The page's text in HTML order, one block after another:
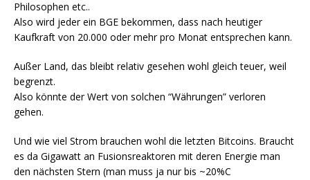
Philosophen etc..
Also wird jeder ein BGE bekommen, dass nach heutiger
Kaufkraft von 20.000 oder mehr pro Monat entsprechen kann.
Außer Land, das bleibt relativ gesehen wohl gleich teuer, weil
begrenzt.
Also könnte der Wert von solchen “Währungen” verloren
gehen.
Und wie viel Strom brauchen wohl die letzten Bitcoins. Braucht
es da Gigawatt an Fusionsreaktoren mit deren Energie man
den nächsten Stern (man muss ja nur bis ~20%C